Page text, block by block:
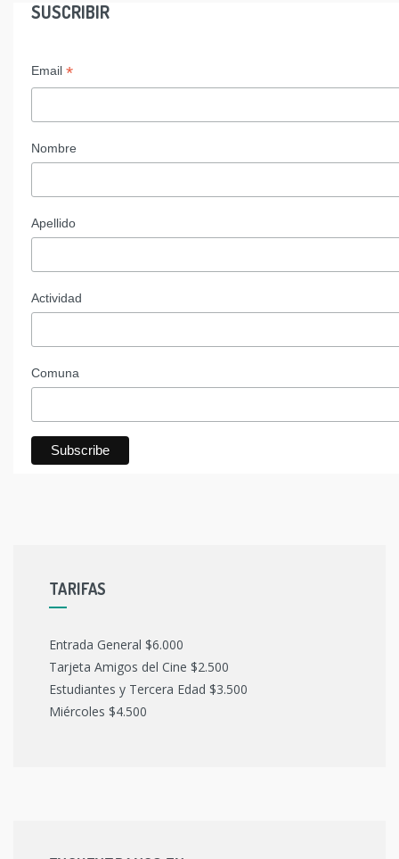
SUSCRIBIR
Email *
Nombre
Apellido
Actividad
Comuna
TARIFAS
Entrada General $6.000
Tarjeta Amigos del Cine $2.500
Estudiantes y Tercera Edad $3.500
Miércoles $4.500